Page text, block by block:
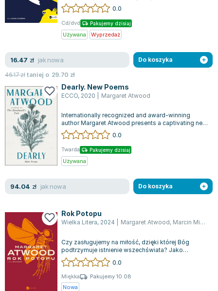
rozszerzają literackie horyzonty. Te histo...
0.0
Cd/dvd Pakujemy dzisiaj
Używana Wyprzedaż
16.47 zł jak nowa
46.17złtaniej o 29.70 zł
Do koszyka
Dearly. New Poems
ECCO, 2020 Margaret Atwood
Internationally recognized and award-winning
author Margaret Atwood presents a captivating new
poetry collection titled "Dearly,"...
0.0
Twarda Pakujemy dzisiaj
Używana
94.04 zł jak nowa Do koszyka
Rok Potopu
Wielka Litera, 2024 Margaret Atwood, Marcin Michalski
Czy zasługujemy na miłość, dzięki której Bóg
podtrzymuje istnienie wszechświata? Jako
ludzkość przyjęliśmy darowany nam świat, a n...
0.0
Miękka
Pakujemy 10.08
Nowa